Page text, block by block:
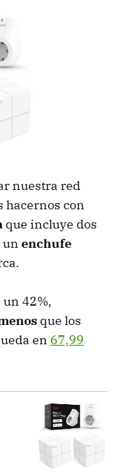
nuestra red
hacernos con
que incluye dos
un enchufe
42%,
que los
en 67,99